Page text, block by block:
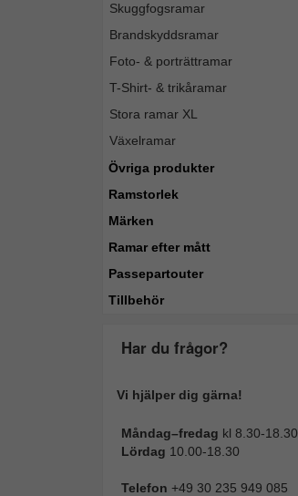
Skuggfogsramar
Brandskyddsramar
Foto- & porträttramar
T-Shirt- & trikåramar
Stora ramar XL
Växelramar
Övriga produkter
Ramstorlek
Märken
Ramar efter mått
Passepartouter
Tillbehör
Har du frågor?
Vi hjälper dig gärna!
Måndag–fredag kl 8.30-18.30
Lördag 10.00-18.30
Telefon +49 30 235 949 085